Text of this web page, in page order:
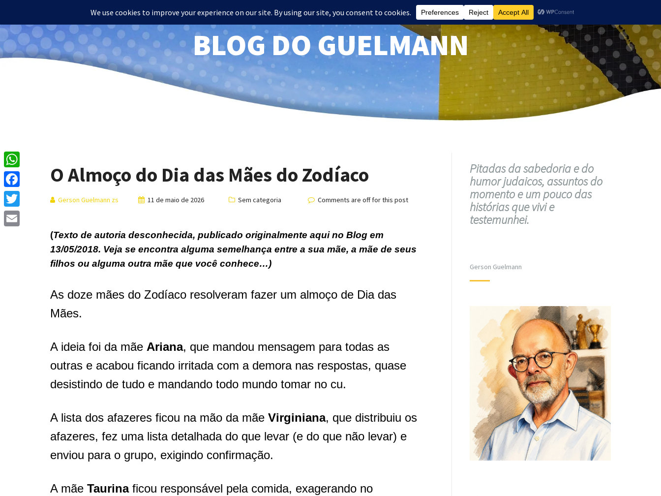
BLOG DO GUELMANN
O Almoço do Dia das Mães do Zodíaco
Gerson Guelmann zs 11 de maio de 2026 Sem categoria Comments are off for this post
(Texto de autoria desconhecida, publicado originalmente aqui no Blog em
13/05/2018. Veja se encontra alguma semelhança entre a sua mãe, a mãe de seus
filhos ou alguma outra mãe que você conhece…)
As doze mães do Zodíaco resolveram fazer um almoço de Dia das
Mães.
A ideia foi da mãe Ariana, que mandou mensagem para todas as
outras e acabou ficando irritada com a demora nas respostas, quase
desistindo de tudo e mandando todo mundo tomar no cu.
A lista dos afazeres ficou na mão da mãe Virginiana, que distribuiu os
afazeres, fez uma lista detalhada do que levar (e do que não levar) e
enviou para o grupo, exigindo confirmação.
A mãe Taurinaficou responsável pela comida, exagerando no
Pitadas da sabedoria e do
humor judaicos, assuntos do
momento e um pouco das
histórias que vivi e
testemunhei.
Gerson Guelmann
WhatsApp
Facebook
Twitter